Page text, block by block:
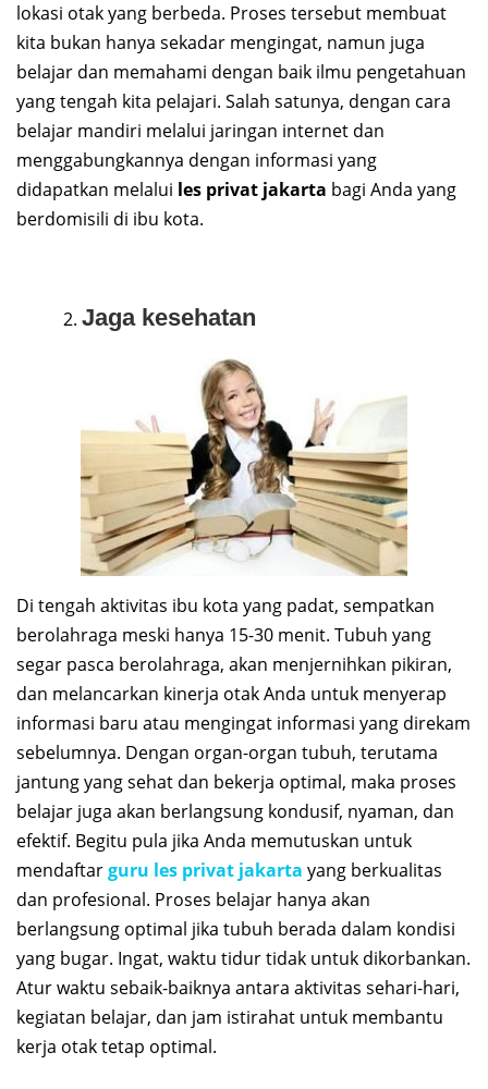
lokasi otak yang berbeda. Proses tersebut membuat
kita bukan hanya sekadar mengingat, namun juga
belajar dan memahami dengan baik ilmu pengetahuan
yang tengah kita pelajari. Salah satunya, dengan cara
belajar mandiri melalui jaringan internet dan
menggabungkannya dengan informasi yang
didapatkan melalui les privat jakarta bagi Anda yang
berdomisili di ibu kota.
Jaga kesehatan
Di tengah aktivitas ibu kota yang padat, sempatkan
berolahraga meski hanya 15-30 menit. Tubuh yang
segar pasca berolahraga, akan menjernihkan pikiran,
dan melancarkan kinerja otak Anda untuk menyerap
informasi baru atau mengingat informasi yang direkam
sebelumnya. Dengan organ-organ tubuh, terutama
jantung yang sehat dan bekerja optimal, maka proses
belajar juga akan berlangsung kondusif, nyaman, dan
efektif. Begitu pula jika Anda memutuskan untuk
mendaftarguru les privat jakarta yang berkualitas
dan profesional. Proses belajar hanya akan
berlangsung optimal jika tubuh berada dalam kondisi
yang bugar. Ingat, waktu tidur tidak untuk dikorbankan.
Atur waktu sebaik-baiknya antara aktivitas sehari-hari,
kegiatan belajar, dan jam istirahat untuk membantu
kerja otak tetap optimal.